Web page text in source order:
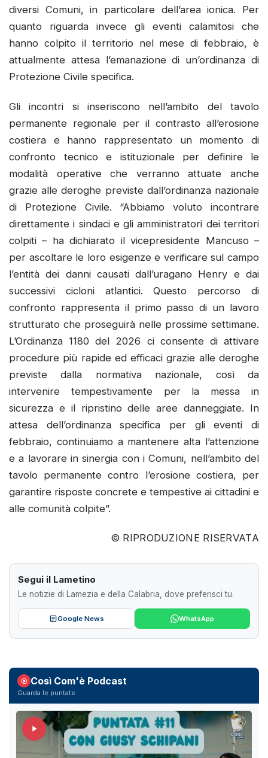
diversi Comuni, in particolare dell’area ionica. Per
quanto riguarda invece gli eventi calamitosi che
hanno colpito il territorio nel mese di febbraio, è
attualmente attesa l’emanazione di un’ordinanza di
Protezione Civile specifica.
Gli incontri si inseriscono nell’ambito del tavolo
permanente regionale per il contrasto all’erosione
costiera e hanno rappresentato un momento di
confronto tecnico e istituzionale per definire le
modalità operative che verranno attuate anche
grazie alle deroghe previste dall’ordinanza nazionale
di Protezione Civile. “Abbiamo voluto incontrare
direttamente i sindaci e gli amministratori dei territori
colpiti – ha dichiarato il vicepresidente Mancuso –
per ascoltare le loro esigenze e verificare sul campo
l’entità dei danni causati dall’uragano Henry e dai
successivi cicloni atlantici. Questo percorso di
confronto rappresenta il primo passo di un lavoro
strutturato che proseguirà nelle prossime settimane.
L’Ordinanza 1180 del 2026 ci consente di attivare
procedure più rapide ed efficaci grazie alle deroghe
previste dalla normativa nazionale, così da
intervenire tempestivamente per la messa in
sicurezza e il ripristino delle aree danneggiate. In
attesa dell’ordinanza specifica per gli eventi di
febbraio, continuiamo a mantenere alta l’attenzione
e a lavorare in sinergia con i Comuni, nell’ambito del
tavolo permanente contro l’erosione costiera, per
garantire risposte concrete e tempestive ai cittadini e
alle comunità colpite”.
© RIPRODUZIONE RISERVATA
Segui il Lametino
Le notizie di Lamezia e della Calabria, dove preferisci tu.
Google News WhatsApp
Così Com'è Podcast
Guarda le puntate